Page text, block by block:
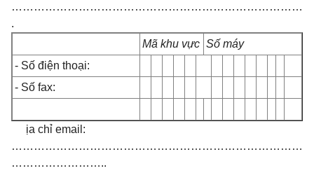
……………………………………………………………………
.
Mã khu vực Số máy
- Số điện thoại:
- Số fax:
ịa chỉ email:
……………………………………………………………………
……………………..